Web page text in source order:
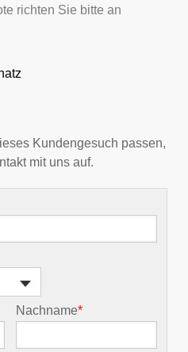
richten Sie bitte an
Kundengesuch passen,
mit uns auf.
Nachname*